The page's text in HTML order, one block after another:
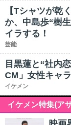
【Tシャツが乾
か、中島歩“樹
イラする！
芸能
目黒蓮と“社内
CM」女性キャ
イケメン
イケメン特集(ア